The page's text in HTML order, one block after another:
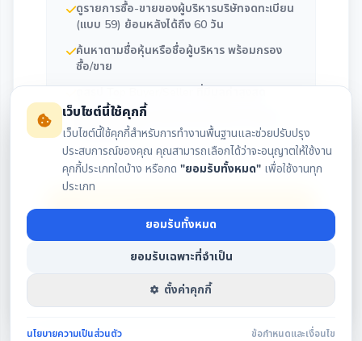
ดูรายการซื้อ-ขายของผู้บริหารบริษัทจดทะเบียน
(แบบ 59) ย้อนหลังได้ถึง 60 วัน
ค้นหาตามชื่อหุ้นหรือชื่อผู้บริหาร พร้อมกรอง
ซื้อ/ขาย
ติดตามประวัติการถือครองและซื้อขายของผู้
บริหารรายคน
เข้าสู่ระบบ
สมัครสมาชิก
เว็บไซต์นี้ใช้คุกกี้
เว็บไซต์นี้ใช้คุกกี้สำหรับการทำงานพื้นฐานและช่วยปรับปรุง
ประสบการณ์ของคุณ คุณสามารถเลือกได้ว่าจะอนุญาตให้ใช้งาน
คุกกี้ประเภทใดบ้าง หรือกด "ยอมรับทั้งหมด" เพื่อใช้งานทุก
ประเภท
ยอมรับทั้งหมด
ยอมรับเฉพาะที่จำเป็น
ตั้งค่าคุกกี้
นโยบายความเป็นส่วนตัว ข้อกำหนดและเงื่อนไข